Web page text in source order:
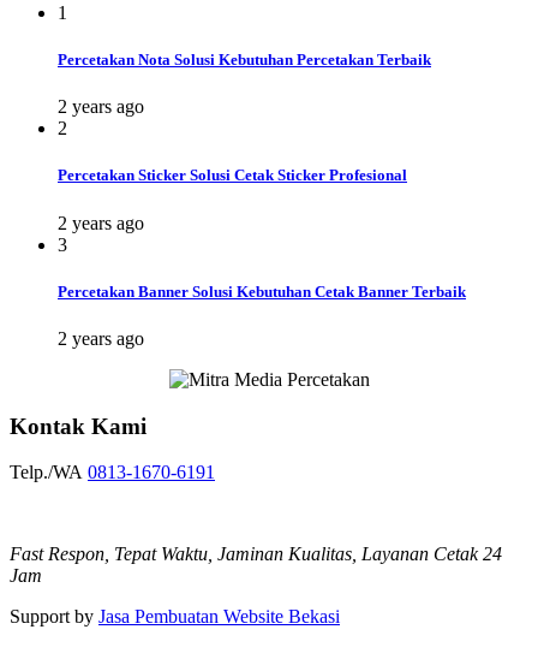
1
Percetakan Nota Solusi Kebutuhan Percetakan Terbaik
2 years ago
2
Percetakan Sticker Solusi Cetak Sticker Profesional
2 years ago
3
Percetakan Banner Solusi Kebutuhan Cetak Banner Terbaik
2 years ago
Kontak Kami
Telp./WA 0813-1670-6191
Fast Respon, Tepat Waktu, Jaminan Kualitas, Layanan Cetak 24
Jam
Support by Jasa Pembuatan Website Bekasi